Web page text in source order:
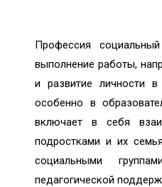
Профессия
выполнение работы,
и развитие личности в
особенно в
включает в себя
подростками и их
социальными
педагогической